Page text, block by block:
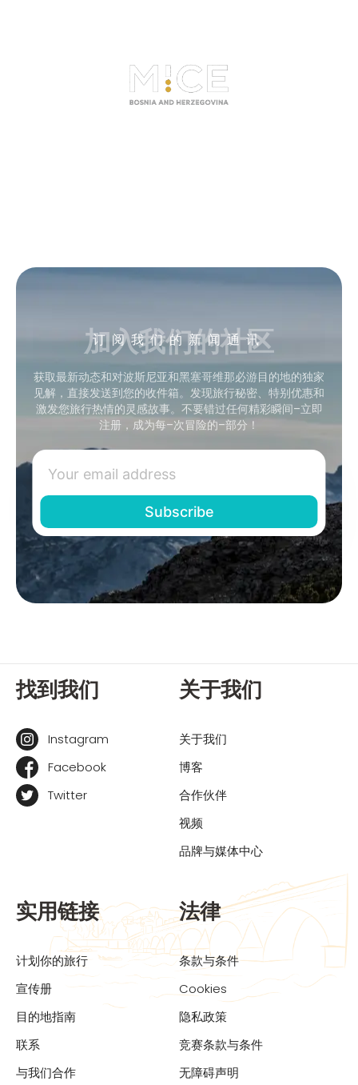
订阅我们的新闻通讯
加入我们的社区
获取最新动态和对波斯尼亚和黑塞哥维那必游目的地的独家
见解，直接发送到您的收件箱。发现旅行秘密、特别优惠和
激发您旅行热情的灵感故事。不要错过任何精彩瞬间–立即
注册，成为每–次冒险的–部分！
找到我们
Instagram
Facebook
Twitter
关于我们
关于我们
博客
合作伙伴
视频
品牌与媒体中心
实用链接
计划你的旅行
宣传册
目的地指南
联系
与我们合作
法律
条款与条件
Cookies
隐私政策
竞赛条款与条件
无障碍声明